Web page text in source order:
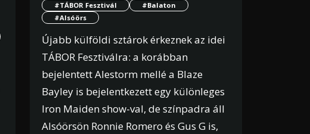
#TÁBOR Fesztivál
#Balaton
#Alsóörs
Újabb külföldi sztárok érkeznek az idei
TÁBOR Fesztiválra: a korábban
bejelentett Alestorm mellé a Blaze
Bayley is bejelentkezett egy különleges
Iron Maiden show-val, de színpadra áll
Alsóörsön Ronnie Romero és Gus G is,